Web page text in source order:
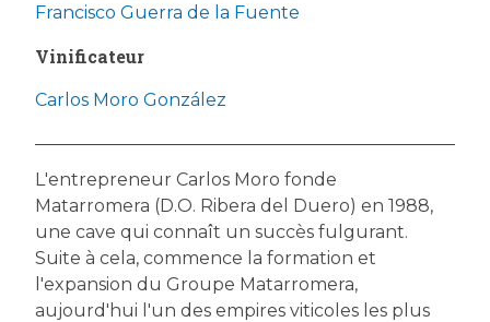
Francisco Guerra de la Fuente
Vinificateur
Carlos Moro González
L'entrepreneur Carlos Moro fonde
Matarromera (D.O. Ribera del Duero) en 1988,
une cave qui connaît un succès fulgurant.
Suite à cela, commence la formation et
l'expansion du Groupe Matarromera,
aujourd'hui l'un des empires viticoles les plus